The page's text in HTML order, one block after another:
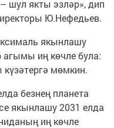
шул якты эзләр», дип
Ю.Нефедьев.
якынлашу
иң көчле була:
күзәтергә мөмкин.
безнең планета
якынлашу 2031 елда
иң көчле